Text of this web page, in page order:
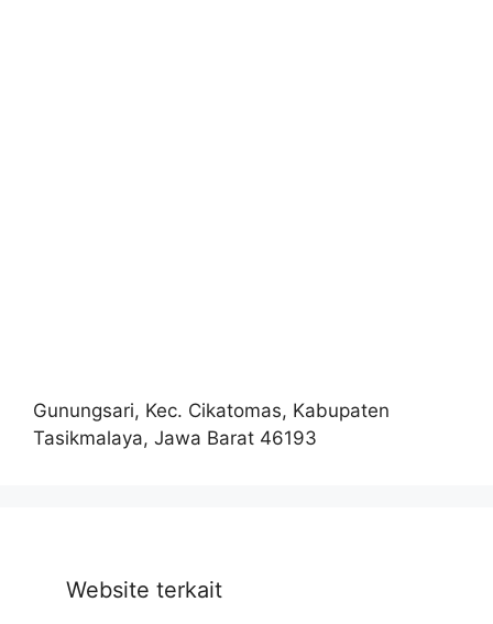
Gunungsari, Kec. Cikatomas, Kabupaten
Tasikmalaya, Jawa Barat 46193
Website terkait